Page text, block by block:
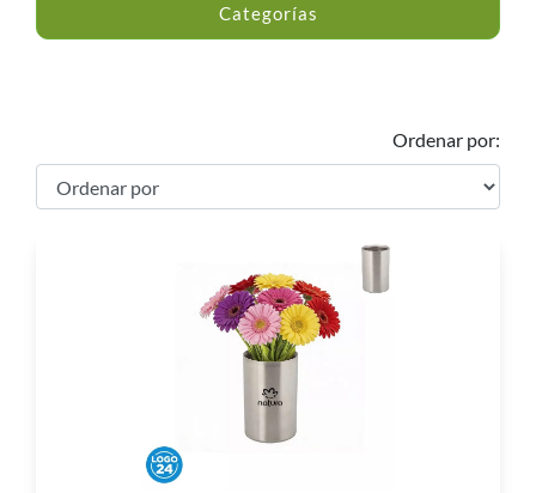
Categorías
Ordenar por: